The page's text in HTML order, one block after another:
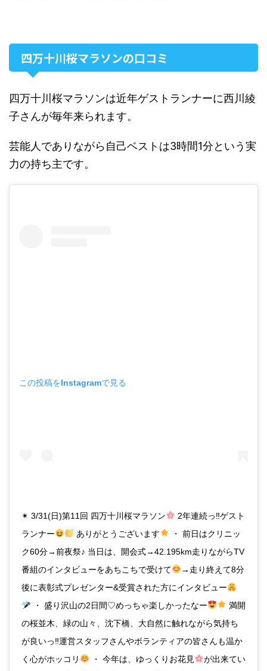
四万十川桜マラソンの口コミ
四万十川桜マラソンは近年ゲストランナーに西川綾
子さんが毎年来られます。
芸能人でありながら自己ベストは3時間1分という実
力の持ち主です。
この投稿をInstagramで見る
✴︎ 3/31(日)第11回 四万十川桜マラソン
2年連続っ‼︎ゲスト
ランナー
ありがとうございます
・ 前日はクリニッ
ク60分→前夜祭♪ 当日は、開会式→42.195km走りながらTV
番組のインタビューをあちこちで受けて
→走り終えて8分
後に表彰式プレゼンター&受賞された方にインタビュー
・ 盛り沢山の2日間♡めっちゃ楽しかったなー
満開
の桜並木、緑の山々、沈下橋、大自然に触れながら気持ち
が良いっ‼︎運営スタッフさんやボランティアの皆さんも温か
く心がホッコリ
・ 今年は、ゆっくりお花見
が出来てい